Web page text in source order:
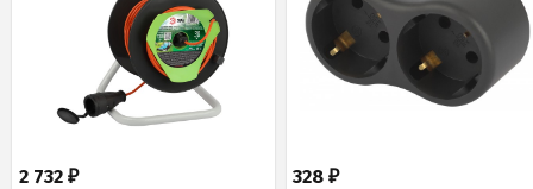
2 732 ₽ 328₽